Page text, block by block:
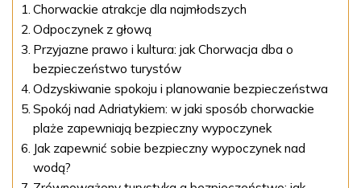
Chorwackie atrakcje dla najmłodszych
Odpoczynek z głową
Przyjazne prawo i kultura: jak Chorwacja dba o
bezpieczeństwo turystów
Odzyskiwanie spokoju i planowanie bezpieczeństwa
Spokój nad Adriatykiem: w jaki sposób chorwackie
plaże zapewniają bezpieczny wypoczynek
Jak zapewnić sobie bezpieczny wypoczynek nad
wodą?